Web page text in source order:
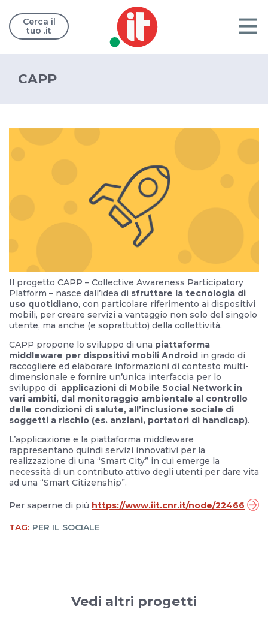
Cerca il
tuo .it
CAPP
Il progetto CAPP – Collective Awareness Participatory
Platform – nasce dall’idea di sfruttare la tecnologia di
uso quotidiano, con particolare riferimento ai dispositivi
mobili, per creare servizi a vantaggio non solo del singolo
utente, ma anche (e soprattutto) della collettività.
CAPP propone lo sviluppo di una piattaforma
middleware per dispositivi mobili Android in grado di
raccogliere ed elaborare informazioni di contesto multi-
dimensionale e fornire un’unica interfaccia per lo
sviluppo di applicazioni di Mobile Social Network in
vari ambiti, dal monitoraggio ambientale al controllo
delle condizioni di salute, all’inclusione sociale di
soggetti a rischio (es. anziani, portatori di handicap).
L’applicazione e la piattaforma middleware
rappresentano quindi servizi innovativi per la
realizzazione di una “Smart City” in cui emerge la
necessità di un contributo attivo degli utenti per dare vita
ad una “Smart Citizenship”.
Per saperne di più https://www.iit.cnr.it/node/22466
TAG: PER IL SOCIALE
Vedi altri progetti